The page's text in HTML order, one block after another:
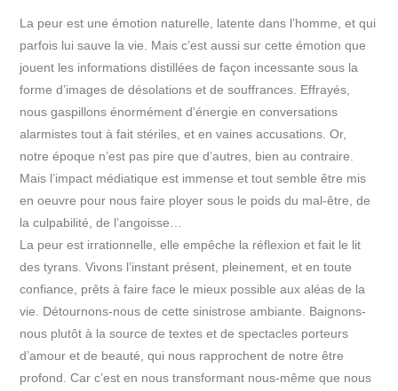
La peur est une émotion naturelle, latente dans l’homme, et qui
parfois lui sauve la vie. Mais c’est aussi sur cette émotion que
jouent les informations distillées de façon incessante sous la
forme d’images de désolations et de souffrances. Effrayés,
nous gaspillons énormément d’énergie en conversations
alarmistes tout à fait stériles, et en vaines accusations. Or,
notre époque n’est pas pire que d’autres, bien au contraire.
Mais l’impact médiatique est immense et tout semble être mis
en oeuvre pour nous faire ployer sous le poids du mal-être, de
la culpabilité, de l’angoisse…
La peur est irrationnelle, elle empêche la réflexion et fait le lit
des tyrans. Vivons l’instant présent, pleinement, et en toute
confiance, prêts à faire face le mieux possible aux aléas de la
vie. Détournons-nous de cette sinistrose ambiante. Baignons-
nous plutôt à la source de textes et de spectacles porteurs
d’amour et de beauté, qui nous rapprochent de notre être
profond. Car c’est en nous transformant nous-même que nous